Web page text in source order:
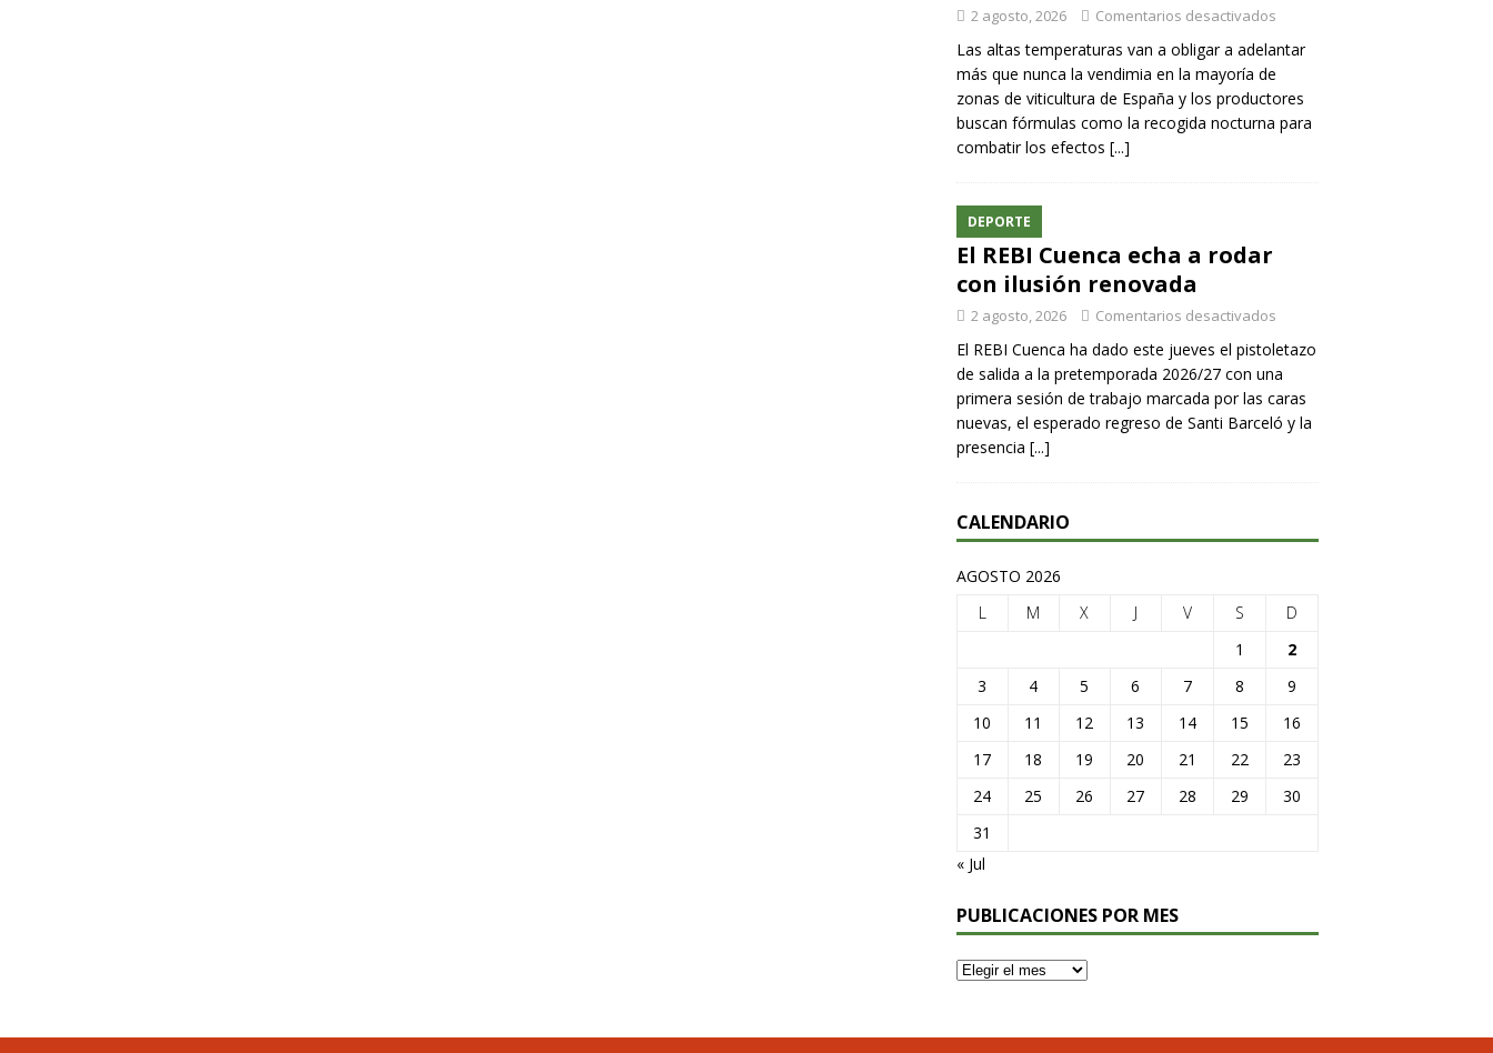
2 agosto, 2026 Comentarios desactivados
Las altas temperaturas van a obligar a adelantar
más que nunca la vendimia en la mayoría de
zonas de viticultura de España y los productores
buscan fórmulas como la recogida nocturna para
combatir los efectos [...]
DEPORTE
El REBI Cuenca echa a rodar
con ilusión renovada
2 agosto, 2026 Comentarios desactivados
El REBI Cuenca ha dado este jueves el pistoletazo
de salida a la pretemporada 2026/27 con una
primera sesión de trabajo marcada por las caras
nuevas, el esperado regreso de Santi Barceló y la
presencia [...]
CALENDARIO
AGOSTO 2026
L
M X J V S
D
1
2
3
4 5 6 7 8
9
10
11 12 13 14 15
16
17
18 19 20 21 22
23
24
25 26 27 28 29
30
31
« Jul
PUBLICACIONES POR MES